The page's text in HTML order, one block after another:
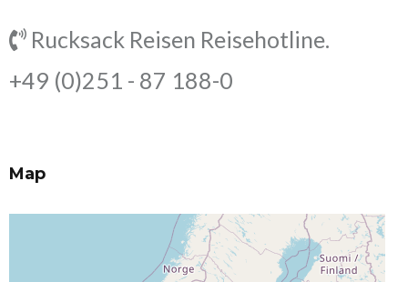
Rucksack Reisen Reisehotline.
+49 (0)251 - 87 188-0
Map